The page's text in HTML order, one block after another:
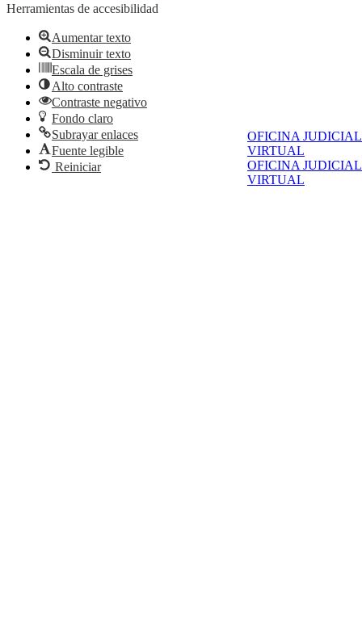
OFICINA JUDICIAL
VIRTUAL
OFICINA JUDICIAL
VIRTUAL
Herramientas de accesibilidad
Aumentar texto
Disminuir texto
Escala de grises
Alto contraste
Contraste negativo
Fondo claro
Subrayar enlaces
Fuente legible
Reiniciar